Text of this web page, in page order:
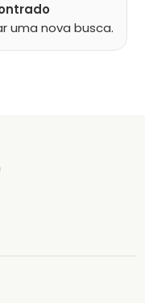
uma nova busca.